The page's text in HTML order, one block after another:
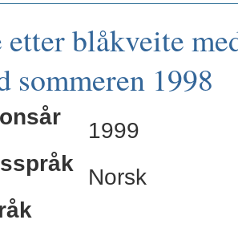
blåkveite
sommeren 1998
1999
Norsk